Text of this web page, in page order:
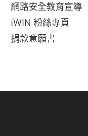
網路安全教育宣導
iWIN 粉絲專頁
捐款意願書